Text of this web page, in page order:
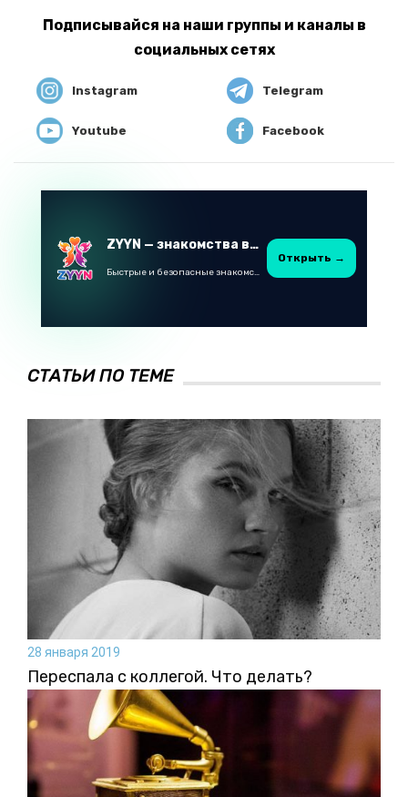
Подписывайся на наши группы и каналы в
социальных сетях
Instagram Telegram
Youtube Facebook
ZYYN — знакомства в Казахстане
Быстрые и безопасные знакомства в Telegram
Открыть →
СТАТЬИ ПО ТЕМЕ
28 января 2019
Переспала с коллегой. Что делать?